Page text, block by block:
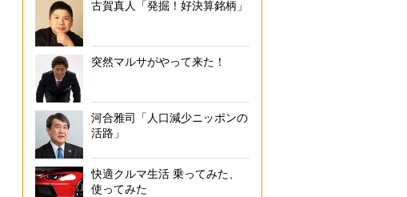
古賀真人「発掘！好決算銘柄」
突然マルサがやって来た！
河合雅司「人口減少ニッポンの
活路」
快適クルマ生活 乗ってみた、
使ってみた